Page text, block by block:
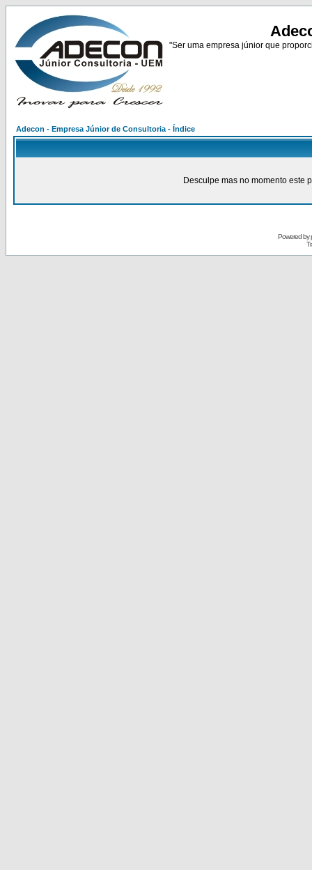
"Ser uma empresa júnior que
Adecon - Empresa Júnior de Consultoria - Índice
Desculpe mas no momento este
Powered by